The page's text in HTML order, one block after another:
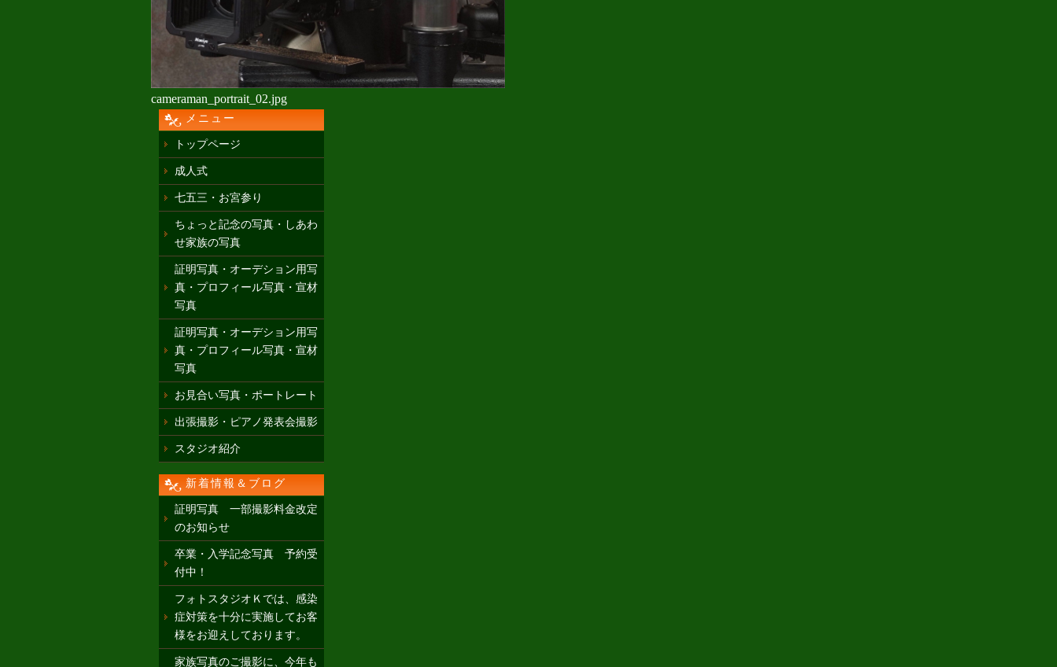
cameraman_portrait_02.jpg
メニュー
トップページ
成人式
七五三・お宮参り
ちょっと記念の写真・しあわ
せ家族の写真
証明写真・オーデション用写
真・プロフィール写真・宣材
写真
証明写真・オーデション用写
真・プロフィール写真・宣材
写真
お見合い写真・ポートレート
出張撮影・ピアノ発表会撮影
スタジオ紹介
新着情報＆ブログ
証明写真 一部撮影料金改定
のお知らせ
卒業・入学記念写真 予約受
付中！
フォトスタジオＫでは、感染
症対策を十分に実施してお客
様をお迎えしております。
家族写真のご撮影に、今年も